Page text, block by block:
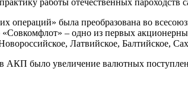
операций» была преобразована во
– одно из первых
Латвийское, Балтийское,
было увеличение валютных